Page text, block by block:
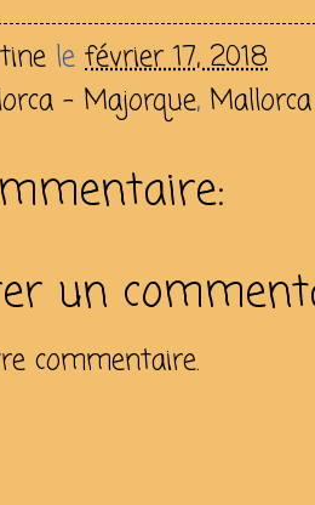
le février 17, 2018
- Majorque,
un
commentaire.